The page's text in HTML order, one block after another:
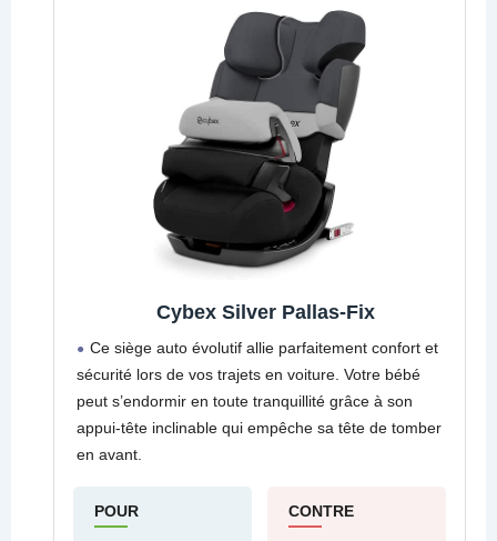
Cybex Silver Pallas-Fix
Ce siège auto évolutif allie parfaitement confort et
sécurité lors de vos trajets en voiture. Votre bébé
peut s’endormir en toute tranquillité grâce à son
appui-tête inclinable qui empêche sa tête de tomber
en avant.
POUR CONTRE